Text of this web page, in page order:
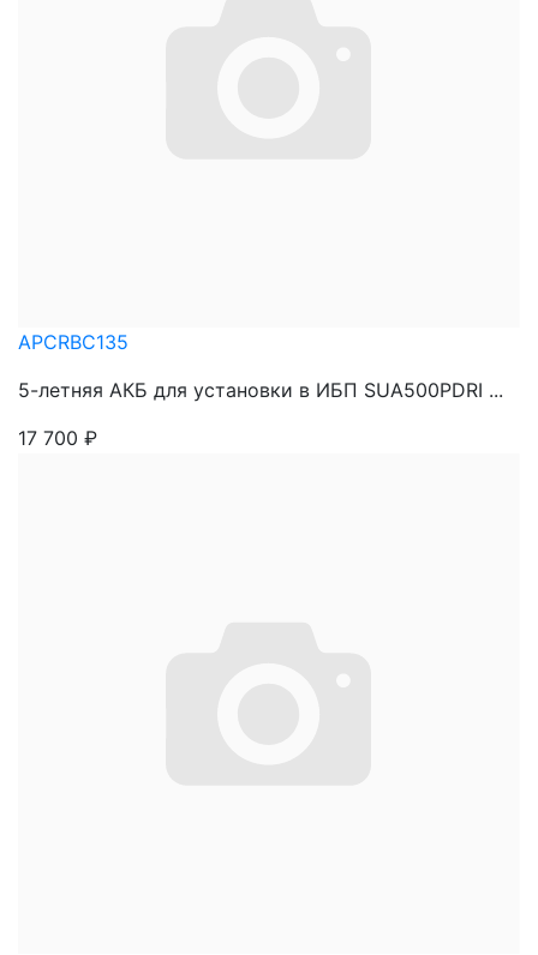
APCRBC135
5-летняя АКБ для установки в ИБП SUA500PDRI ...
17 700 ₽